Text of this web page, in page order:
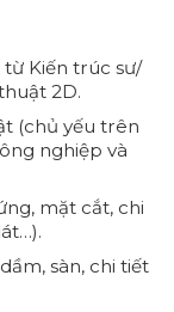
Kiến trúc sư/
2D.
(chủ yếu trên
nghiệp và
mặt cắt, chi
sàn, chi tiết